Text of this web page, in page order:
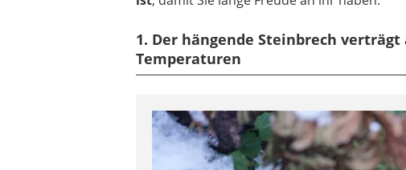
1. Der hängende Steinbrech
Temperaturen